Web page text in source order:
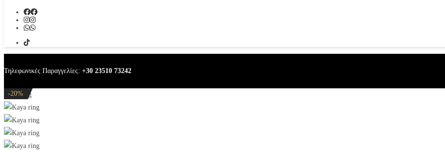
Τηλεφωνικές Παραγγελίες: +30 23510 73242
Kaya ring
-32%
-20%
-20%
-32%
-20%